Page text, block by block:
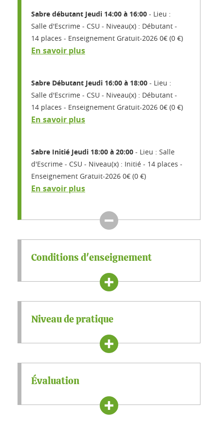
Sabre débutant Jeudi 14:00 à 16:00
Lieu :
Salle d'Escrime - CSU
Niveau(x) : Débutant
14 places
Enseignement Gratuit-2026 0€ (0 €)
En savoir plus
Sabre Débutant Jeudi 16:00 à 18:00
Lieu :
Salle d'Escrime - CSU
Niveau(x) : Débutant
14 places
Enseignement Gratuit-2026 0€ (0 €)
En savoir plus
Sabre Initié Jeudi 18:00 à 20:00
Lieu : Salle
d'Escrime - CSU
Niveau(x) : Initié
14 places
Enseignement Gratuit-2026 0€ (0 €)
En savoir plus
Conditions d'enseignement
Niveau de pratique
Évaluation